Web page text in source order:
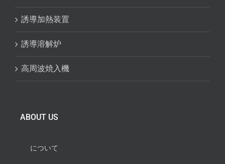
誘導加熱装置
誘導溶解炉
高周波焼入機
ABOUT US
について